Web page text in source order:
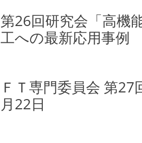
第26回研究会「高機
工への最新応用事例
ＦＴ専門委員会 第
月22日